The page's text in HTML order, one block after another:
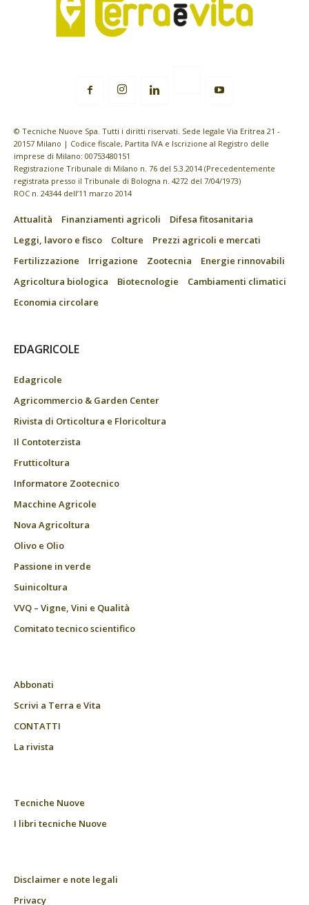
© Tecniche Nuove Spa. Tutti i diritti riservati. Sede legale Via Eritrea 21 -
20157 Milano | Codice fiscale, Partita IVA e Iscrizione al Registro delle
imprese di Milano: 00753480151
Registrazione Tribunale di Milano n. 76 del 5.3.2014 (Precedentemente
registrata presso il Tribunale di Bologna n. 4272 del 7/04/1973)
ROC n. 24344 dell’11 marzo 2014
Attualità Finanziamenti agricoli
Difesa fitosanitaria
Leggi, lavoro e fisco
Colture
Prezzi agricoli e mercati
Fertilizzazione
Irrigazione Zootecnia
Energie rinnovabili
Agricoltura biologica
Biotecnologie
Cambiamenti climatici
Economia circolare
EDAGRICOLE
Edagricole
Agricommercio & Garden Center
Rivista di Orticoltura e Floricoltura
Il Contoterzista
Frutticoltura
Informatore Zootecnico
Macchine Agricole
Nova Agricoltura
Olivo e Olio
Passione in verde
Suinicoltura
VVQ – Vigne, Vini e Qualità
Comitato tecnico scientifico
Abbonati
Scrivi a Terra e Vita
CONTATTI
La rivista
Tecniche Nuove
I libri tecniche Nuove
Disclaimer e note legali
Privacy